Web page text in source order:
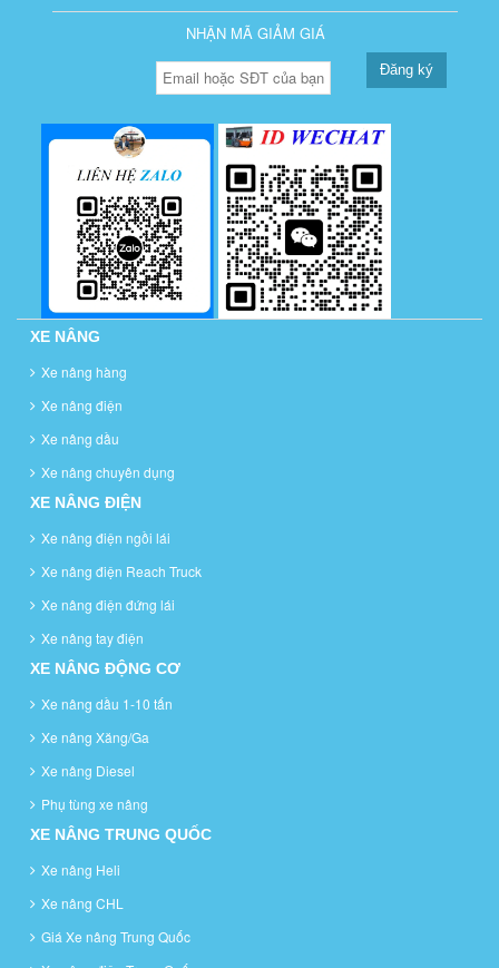
NHẬN MÃ GIẢM GIÁ
Đăng ký
XE NÂNG
Xe nâng hàng
Xe nâng điện
Xe nâng dầu
Xe nâng chuyên dụng
XE NÂNG ĐIỆN
Xe nâng điện ngồi lái
Xe nâng điện Reach Truck
Xe nâng điện đứng lái
Xe nâng tay điện
XE NÂNG ĐỘNG CƠ
Xe nâng dầu 1-10 tấn
Xe nâng Xăng/Ga
Xe nâng Diesel
Phụ tùng xe nâng
XE NÂNG TRUNG QUỐC
Xe nâng Heli
Xe nâng CHL
Giá Xe nâng Trung Quốc